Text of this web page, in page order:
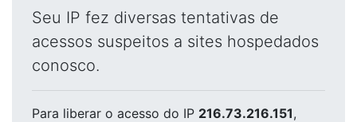
Seu IP fez diversas tentativas de
acessos suspeitos a sites hospedados
conosco.
Para liberar o acesso do IP 216.73.216.151,